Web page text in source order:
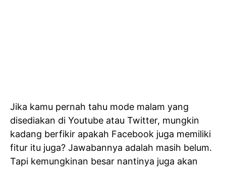
Jika kamu pernah tahu mode malam yang
disediakan di Youtube atau Twitter, mungkin
kadang berfikir apakah Facebook juga memiliki
fitur itu juga? Jawabannya adalah masih belum.
Tapi kemungkinan besar nantinya juga akan